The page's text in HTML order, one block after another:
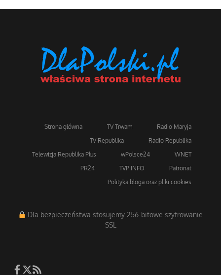
Strona główna TV Trwam
Radio Maryja
TV Republika
Radio Republika
Telewizja Republika Plus
wPolsce24
WNET
PR24
TVP INFO
Patronat
Polityka bloga oraz pliki cookies
Dla bezpieczeństwa stosujemy 256-bitowe szyfrowanie
SSL